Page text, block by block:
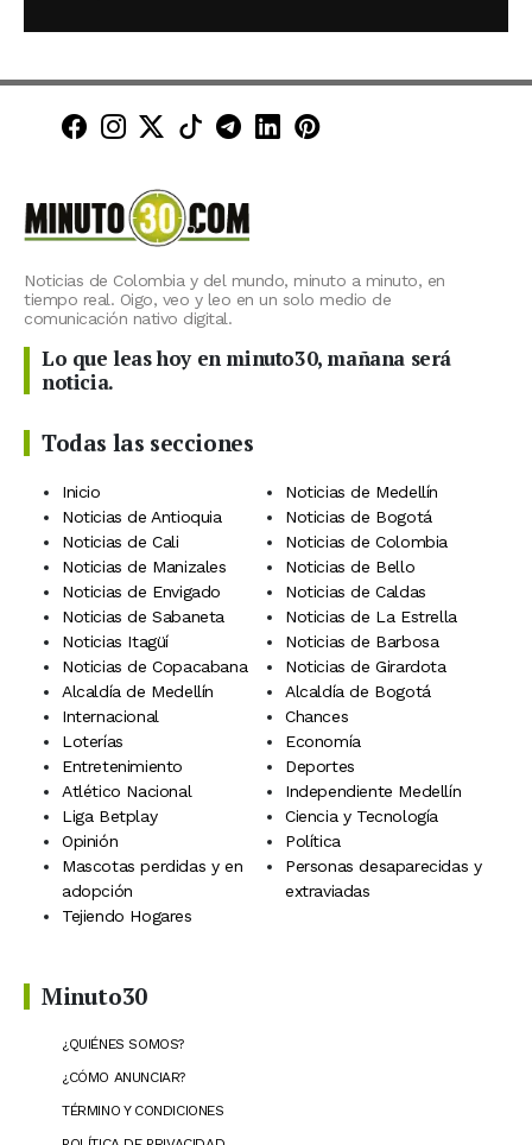
Minuto30 en Facebook
Minuto30 en Instagram
Minuto30 en X (Twitter)
Minuto30 en TikTok
Canal de Minuto30 en
Minuto30 en LinkedIn
Minuto30 en
Noticias de Colombia y del mundo, minuto a minuto, en
tiempo real. Oigo, veo y leo en un solo medio de
comunicación nativo digital.
Lo que leas hoy en minuto30, mañana será
noticia.
Todas las secciones
Inicio
Noticias de Medellín
Noticias de Antioquia
Noticias de Bogotá
Noticias de Cali
Noticias de Colombia
Noticias de Manizales
Noticias de Bello
Noticias de Envigado
Noticias de Caldas
Noticias de Sabaneta
Noticias de La Estrella
Noticias Itagüí
Noticias de Barbosa
Noticias de Copacabana
Noticias de Girardota
Alcaldía de Medellín
Alcaldía de Bogotá
Internacional
Chances
Loterías
Economía
Entretenimiento
Deportes
Atlético Nacional
Independiente Medellín
Liga Betplay
Ciencia y Tecnología
Opinión
Política
Mascotas perdidas y en
adopción
Personas desaparecidas y
extraviadas
Tejiendo Hogares
Minuto30
¿QUIÉNES SOMOS?
¿CÓMO ANUNCIAR?
TÉRMINO Y CONDICIONES